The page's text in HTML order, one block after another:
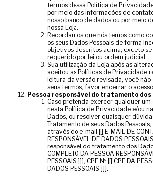
termos dessa Política de
por meio das informações de
nosso banco de dados ou por meio
nossa Loja.
Recordamos que nós temos como
os seus Dados Pessoais de forma
objetivos descritos acima, exceto
requerido por lei ou ordem judicial.
Sua utilização da Loja após as
aceitou as Políticas de Privacidade
leitura da versão revisada, você
seus termos, favor encerrar o
Pessoa responsável do tratamento dos
Caso pretenda exercer qualquer
nesta Política de Privacidade e/ou
Dados, ou resolver quaisquer
Tratamento de seus Dados
através do e-mail [[[ E-MAIL DE
RESPONSÁVEL DE DADOS
responsável do tratamento dos
COMPLETO DA PESSOA
PESSOAIS ]]], CPF Nº [[[ CPF DA
DADOS PESSOAIS ]]].